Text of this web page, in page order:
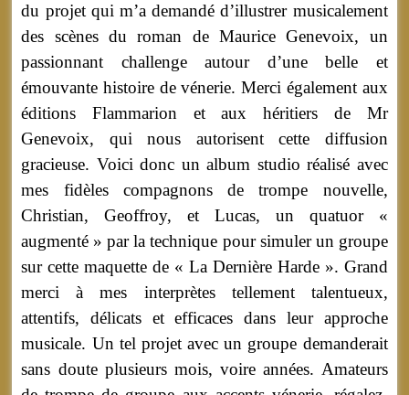
du projet qui m’a demandé d’illustrer musicalement
des scènes du roman de Maurice Genevoix, un
passionnant challenge autour d’une belle et
émouvante histoire de vénerie. Merci également aux
éditions Flammarion et aux héritiers de Mr
Genevoix, qui nous autorisent cette diffusion
gracieuse. Voici donc un album studio réalisé avec
mes fidèles compagnons de trompe nouvelle,
Christian, Geoffroy, et Lucas, un quatuor «
augmenté » par la technique pour simuler un groupe
sur cette maquette de « La Dernière Harde ». Grand
merci à mes interprètes tellement talentueux,
attentifs, délicats et efficaces dans leur approche
musicale. Un tel projet avec un groupe demanderait
sans doute plusieurs mois, voire années. Amateurs